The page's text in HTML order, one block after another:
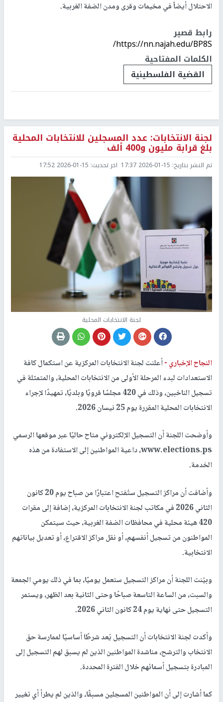
الاحتلال أيضاً في مخيمات وقرى ومدن الضفة الغربية.
رابط قصير
https://nn.najah.edu/BP8S/
الكلمات المفتاحية
القضية الفلسطينية
لجنة الانتخابات: عدد المسجلين للانتخابات المحلية
بلغ قرابة مليون و400 ألف
تم النشر بتاريخ: 2026-01-15 17:37 اخر تحديث: 2026-01-15 17:52
لجنة الانتخابات المحلية
النجاح الإخباري -أعلنت لجنة الانتخابات المركزية عن استكمال كافة
الاستعدادات لبدء المرحلة الأولى من الانتخابات المحلية، والمتمثلة في
تسجيل الناخبين، وذلك في 420 مجلسًا قرويًا وبلديًا، تمهيدًا لإجراء
الانتخابات المحلية المقررة يوم 25 نيسان 2026.
وأوضحت اللجنة أن التسجيل الإلكتروني متاح حاليًا عبر موقعها الرسمي
www.elections.ps، داعية المواطنين إلى الاستفادة من هذه
الخدمة.
وأضافت أن مراكز التسجيل ستُفتح اعتبارًا من صباح يوم 20 كانون
الثاني 2026 في مكاتب لجنة الانتخابات المركزية، إضافة إلى مقرات
420 هيئة محلية في محافظات الضفة الغربية، حيث سيتمكن
المواطنون من تسجيل أنفسهم، أو نقل مراكز الاقتراع، أو تعديل بياناتهم
الانتخابية.
وبيّنت اللجنة أن مراكز التسجيل ستعمل يوميًا، بما في ذلك يومي الجمعة
والسبت، من الساعة التاسعة صباحًا وحتى الثانية بعد الظهر، ويستمر
التسجيل حتى نهاية يوم 24 كانون الثاني 2026.
وأكدت لجنة الانتخابات أن التسجيل يُعد شرطًا أساسيًا لممارسة حق
الانتخاب والترشح، مناشدة المواطنين الذين لم يسبق لهم التسجيل إلى
المبادرة بتسجيل أسمائهم خلال الفترة المحددة.
كما أشارت إلى أن المواطنين المسجلين مسبقًا، والذين لم يطرأ أي تغيير